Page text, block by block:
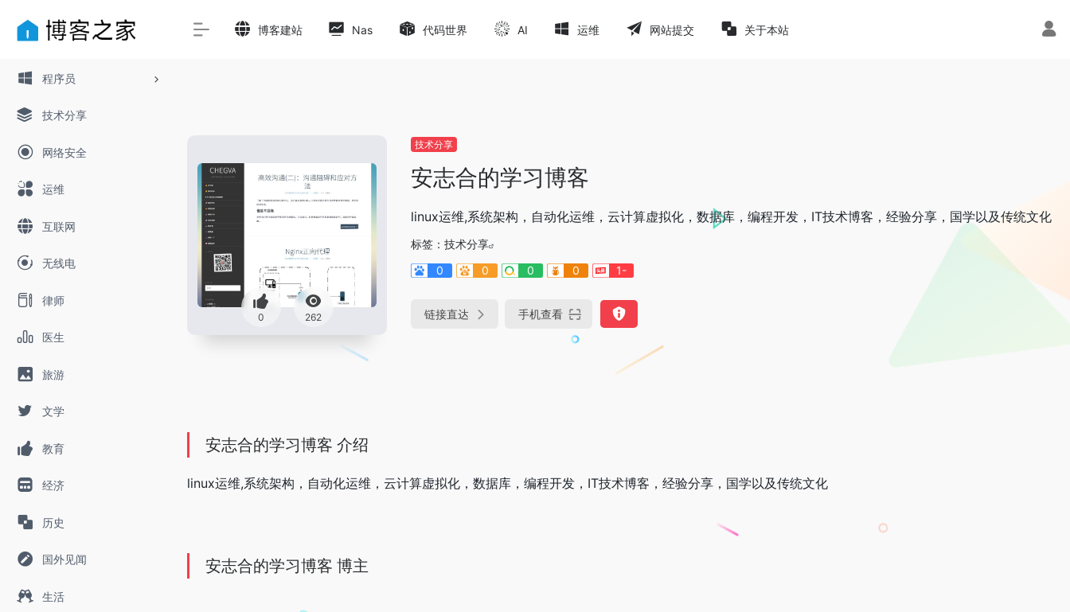
程序员
技术分享
网络安全
运维
互联网
无线电
律师
医生
旅游
文学
教育
经济
历史
国外见闻
生活
博客建站 Nas 代码世界 AI 运维 网站提交 关于本站
0 262
技术分享
安志合的学习博客
linux运维,系统架构，自动化运维，云计算虚拟化，数据库，编程开发，IT技术博客，经验分享，国学以及传统文化
标签： 技术分享
0
0 0 0 1-
链接直达 手机查看
安志合的学习博客 介绍
linux运维,系统架构，自动化运维，云计算虚拟化，数据库，编程开发，IT技术博客，经验分享，国学以及传统文化
安志合的学习博客 博主